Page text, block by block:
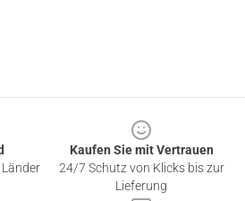
Kaufen Sie mit Vertrauen
24/7 Schutz von Klicks bis zur
Lieferung